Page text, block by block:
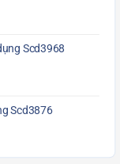
Scd3968
Scd3876